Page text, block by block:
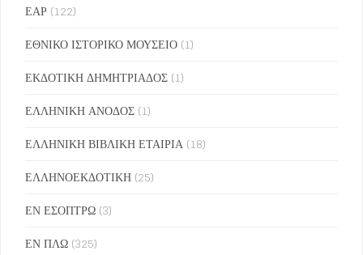
ΕΑΡ (122)
ΕΘΝΙΚΟ ΙΣΤΟΡΙΚΟ ΜΟΥΣΕΙΟ (1)
ΕΚΔΟΤΙΚΗ ΔΗΜΗΤΡΙΑΔΟΣ (1)
ΕΛΛΗΝΙΚΗ ΑΝΟΔΟΣ (1)
ΕΛΛΗΝΙΚΗ ΒΙΒΛΙΚΗ ΕΤΑΙΡΙΑ (18)
ΕΛΛΗΝΟΕΚΔΟΤΙΚΗ (25)
ΕΝ ΕΣΟΠΤΡΩ (3)
ΕΝ ΠΛΩ (325)